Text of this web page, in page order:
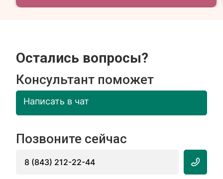
Остались вопросы?
Консультант поможет
Написать в чат
Позвоните сейчас
8 (843) 212-22-44